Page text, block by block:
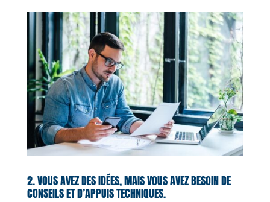
2. VOUS AVEZ DES IDÉES, MAIS VOUS AVEZ BESOIN DE
CONSEILS ET D’APPUIS TECHNIQUES.